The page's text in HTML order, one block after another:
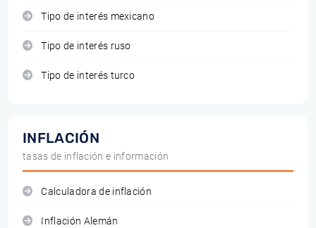
Tipo de interés mexicano
Tipo de interés ruso
Tipo de interés turco
INFLACIÓN
tasas de inflación e información
Calculadora de inflación
Inflación Alemán